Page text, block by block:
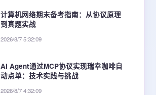
计算机网络期末备考指南：从协议原理
到真题实战
2026/8/7 5:32:09
AI Agent通过MCP协议实现瑞幸咖啡自
动点单：技术实践与挑战
2026/8/7 4:32:09